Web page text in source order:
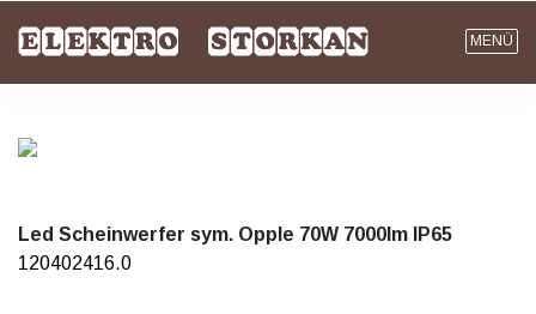
MENÜ
Led Scheinwerfer sym. Opple 70W 7000lm IP65
120402416.0